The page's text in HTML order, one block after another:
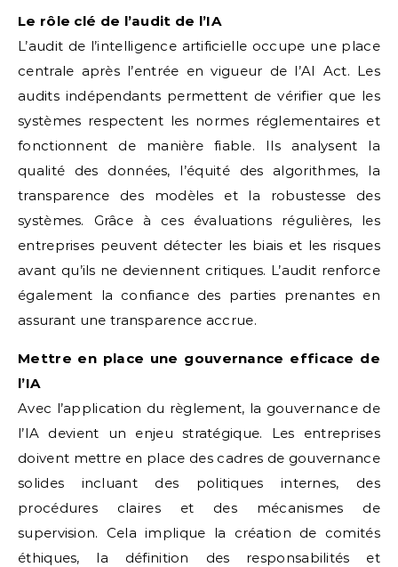
Le rôle clé de l’audit de l’IA
L’audit de l’intelligence artificielle occupe une place
centrale après l’entrée en vigueur de l’AI Act. Les
audits indépendants permettent de vérifier que les
systèmes respectent les normes réglementaires et
fonctionnent de manière fiable. Ils analysent la
qualité des données, l’équité des algorithmes, la
transparence des modèles et la robustesse des
systèmes. Grâce à ces évaluations régulières, les
entreprises peuvent détecter les biais et les risques
avant qu’ils ne deviennent critiques. L’audit renforce
également la confiance des parties prenantes en
assurant une transparence accrue.
Mettre en place une gouvernance efficace de
l’IA
Avec l’application du règlement, la gouvernance de
l’IA devient un enjeu stratégique. Les entreprises
doivent mettre en place des cadres de gouvernance
solides incluant des politiques internes, des
procédures claires et des mécanismes de
supervision. Cela implique la création de comités
éthiques, la définition des responsabilités et